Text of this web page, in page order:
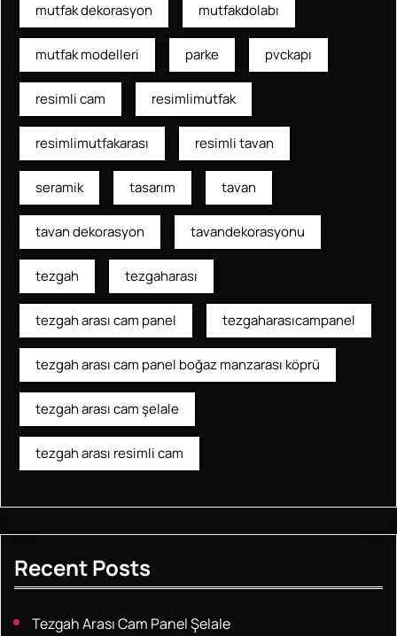
mutfak dekorasyon mutfakdolabı
mutfak modelleri parke pvckapı
resimli cam resimlimutfak
resimlimutfakarası resimli tavan
seramik tasarım tavan
tavan dekorasyon tavandekorasyonu
tezgah tezgaharası
tezgah arası cam panel tezgaharasıcampanel
tezgah arası cam panel boğaz manzarası köprü
tezgah arası cam şelale
tezgah arası resimli cam
Recent Posts
Tezgah Arası Cam Panel Şelale